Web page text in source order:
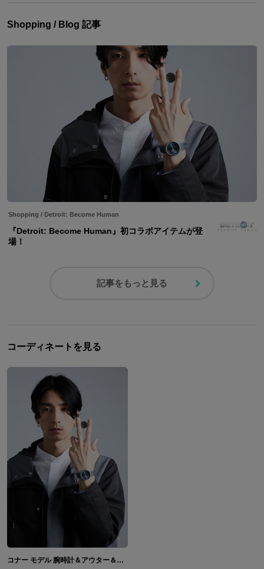
Shopping / Blog 記事
Shopping / Detroit: Become Human
『Detroit: Become Human』初コラボアイテムが登
場！
記事をもっと見る
コーディネートを見る
コナー モデル 腕時計＆アウター＆バックパック＆長財布 Detroit: Become Human